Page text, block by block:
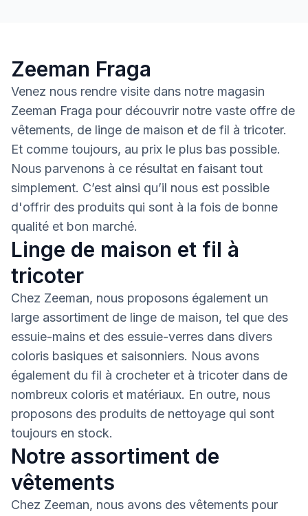
Zeeman Fraga
Venez nous rendre visite dans notre magasin
Zeeman Fraga pour découvrir notre vaste offre de
vêtements, de linge de maison et de fil à tricoter.
Et comme toujours, au prix le plus bas possible.
Nous parvenons à ce résultat en faisant tout
simplement. C’est ainsi qu’il nous est possible
d'offrir des produits qui sont à la fois de bonne
qualité et bon marché.
Linge de maison et fil à
tricoter
Chez Zeeman, nous proposons également un
large assortiment de linge de maison, tel que des
essuie-mains et des essuie-verres dans divers
coloris basiques et saisonniers. Nous avons
également du fil à crocheter et à tricoter dans de
nombreux coloris et matériaux. En outre, nous
proposons des produits de nettoyage qui sont
toujours en stock.
Notre assortiment de
vêtements
Chez Zeeman, nous avons des vêtements pour